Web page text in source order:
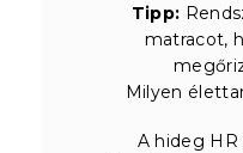
Tipp:
matracot,
Milyen
A hideg HR